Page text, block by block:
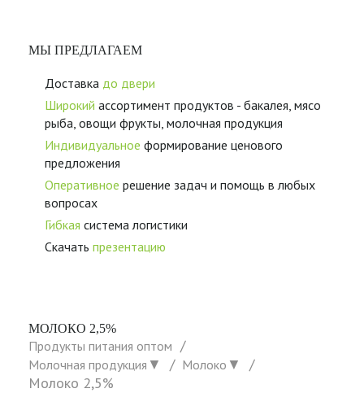
МЫ ПРЕДЛАГАЕМ
Доставка до двери
Широкий ассортимент продуктов - бакалея, мясо
рыба, овощи фрукты, молочная продукция
Индивидуальное формирование ценового
предложения
Оперативное решение задач и помощь в любых
вопросах
Гибкая система логистики
Скачать презентацию
МОЛОКО 2,5%
Продукты питания оптом
Молочная продукция ▼ Молоко ▼
Молоко 2,5%